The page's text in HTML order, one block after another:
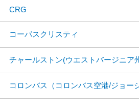
CRG
コーパスクリスティ
チャールストン(ウエストバージニア
コロンバス（コロンバス空港/ジョー